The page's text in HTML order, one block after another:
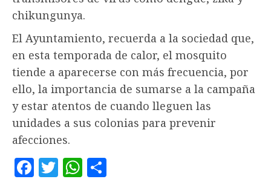
chikungunya.
El Ayuntamiento, recuerda a la sociedad que,
en esta temporada de calor, el mosquito
tiende a aparecerse con más frecuencia, por
ello, la importancia de sumarse a la campaña
y estar atentos de cuando lleguen las
unidades a sus colonias para prevenir
afecciones.
Facebook
TwitterWhatsApp